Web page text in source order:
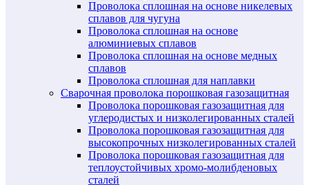
Проволока сплошная на основе никелевых
сплавов для чугуна
Проволока сплошная на основе
алюминиевых сплавов
Проволока сплошная на основе медных
сплавов
Проволока сплошная для наплавки
Сварочная проволока порошковая газозащитная
Проволока порошковая газозащитная для
углеродистых и низколегированных сталей
Проволока порошковая газозащитная для
высокопрочных низколегированных сталей
Проволока порошковая газозащитная для
теплоустойчивых хромо-молибденовых
сталей